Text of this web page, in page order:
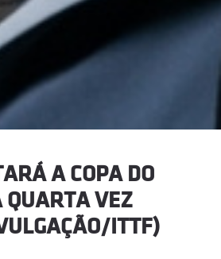
A COPA DO
QUARTA VEZ
ITTF)